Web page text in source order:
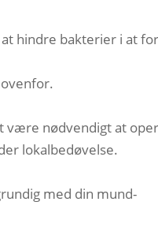
hindre bakterier i at
være nødvendigt at
lokalbedøvelse.
med din mund-